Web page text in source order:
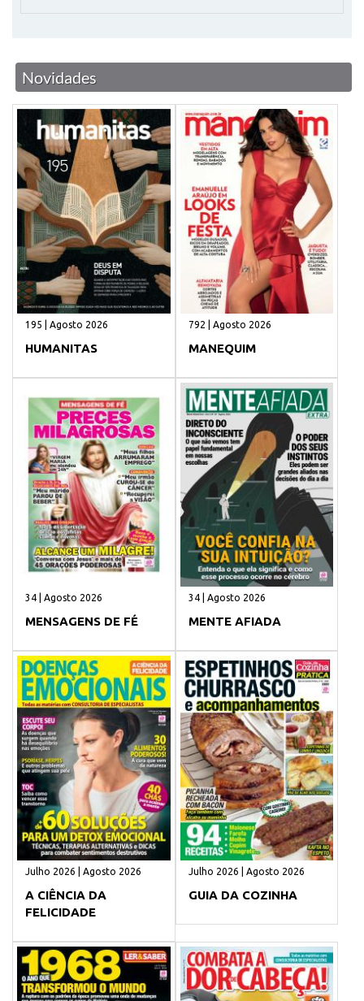
Novidades
195 | Agosto 2026
HUMANITAS
792 | Agosto 2026
MANEQUIM
34 | Agosto 2026
MENSAGENS DE FÉ
34 | Agosto 2026
MENTE AFIADA
Julho 2026 | Agosto 2026
A CIÊNCIA DA
FELICIDADE
Julho 2026 | Agosto 2026
GUIA DA COZINHA